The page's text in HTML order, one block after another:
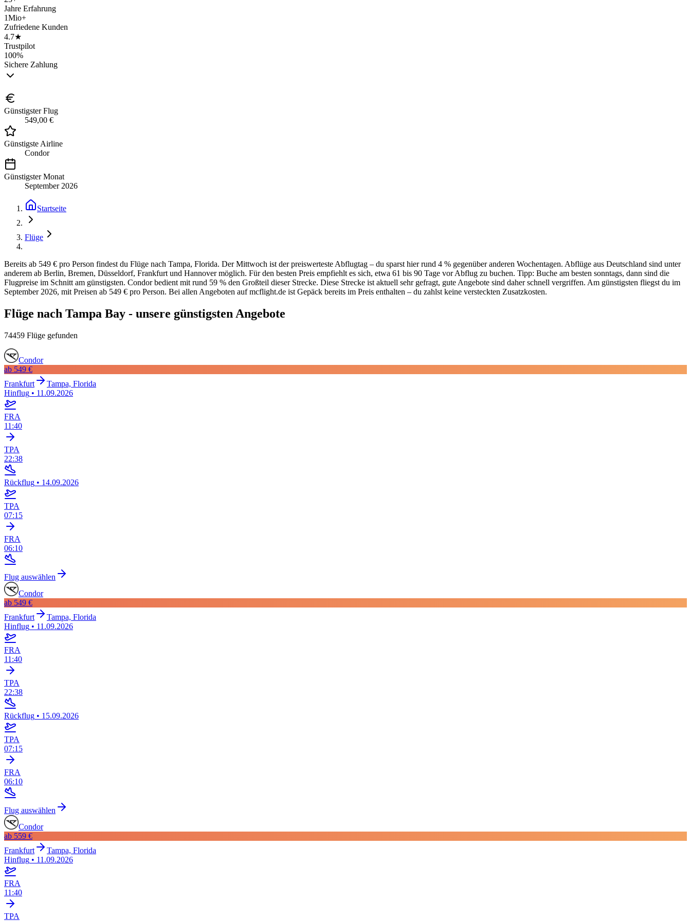
Jahre Erfahrung
1Mio+
Zufriedene Kunden
4.7★
Trustpilot
100%
Sichere Zahlung
Günstigster Flug
549,00 €
Günstigste Airline
Condor
Günstigster Monat
September 2026
Startseite
Flüge
Bereits ab 549 € pro Person findest du Flüge nach Tampa, Florida. Der Mittwoch ist der preiswerteste Abflugtag – du sparst hier rund 4 % gegenüber anderen Wochentagen. Abflüge aus Deutschland sind unter
anderem ab Berlin, Bremen, Düsseldorf, Frankfurt und Hannover möglich. Für den besten Preis empfiehlt es sich, etwa 61 bis 90 Tage vor Abflug zu buchen. Tipp: Buche am besten sonntags, dann sind die
Flugpreise im Schnitt am günstigsten. Condor bedient mit rund 59 % den Großteil dieser Strecke. Diese Strecke ist aktuell sehr gefragt, gute Angebote sind daher schnell vergriffen. Am günstigsten fliegst du im
September 2026, mit Preisen ab 549 € pro Person. Bei allen Angeboten auf mcflight.de ist Gepäck bereits im Preis enthalten – du zahlst keine versteckten Zusatzkosten.
Flüge nach Tampa Bay - unsere günstigsten Angebote
74459 Flüge gefunden
Condor
ab 549 €
Frankfurt
Tampa, Florida
Hinflug • 11.09.2026
FRA
11:40
TPA
22:38
Rückflug • 14.09.2026
TPA
07:15
FRA
06:10
Flug auswählen
Condor
ab 549 €
Frankfurt
Tampa, Florida
Hinflug • 11.09.2026
FRA
11:40
TPA
22:38
Rückflug • 15.09.2026
TPA
07:15
FRA
06:10
Flug auswählen
Condor
ab 559 €
Frankfurt
Tampa, Florida
Hinflug • 11.09.2026
FRA
11:40
TPA